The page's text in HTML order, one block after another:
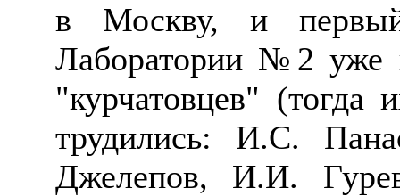
в Москву, и
Лаборатории №2 уже
"курчатовцев" (тогда
трудились: И.С.
Джелепов, И.И.